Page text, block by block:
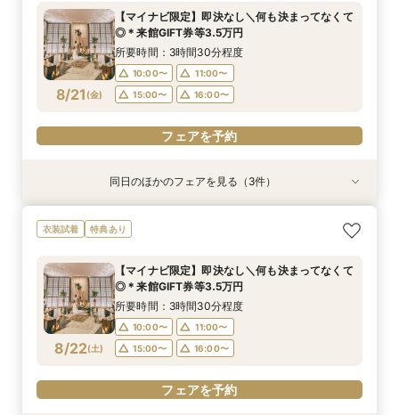
8/20(木)
10:00〜
11:00〜
15:00〜
16:00〜
フェアを予約
8/20(木)
10:00〜
11:00〜
15:00〜
16:00〜
フェアを予約
8/20(木)
所要時間：3時間30分程度
15:00〜
16:00〜
フェアを予約
8/21 (金)
【マイナビ限定】即決なし＼何も決まってなくて
◎＊来館GIFT券等3.5万円
所要時間：3時間30分程度
10:00〜
11:00〜
15:00〜
16:00〜
フェアを予約
特典あり
8/21(金)
＼8.8.8◆入籍お祝い／挙式料全額プレゼント！
応援キャンペーン
10:00〜
11:00〜
15:00〜
16:00〜
フェアを予約
特典あり
8/21(金)
期間限定！1件目来館特典35,000円分ギフト券付
き＼何も決まってなくて◎
10:00〜
11:00〜
15:00〜
16:00〜
フェアを予約
特典あり
8/21(金)
【少人数6名～OK】アットホームなパーティがお
得に叶う♪少人数会食会のご相談会 マイナビ限
所要時間：3時間30分程度
15:00〜
16:00〜
フェアを予約
同日のほかのフェアを見る（3件）
衣装試着 特典あり
8/22(土)
【マイナビ限定】即決なし＼何も決まってなくて
◎＊来館GIFT券等3.5万円
所要時間：3時間30分程度
10:00〜
11:00〜
15:00〜
16:00〜
フェアを予約